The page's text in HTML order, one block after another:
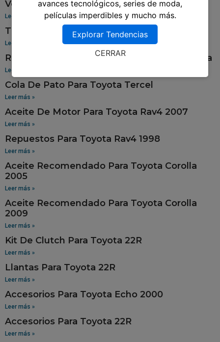
Venta De Aros Para Toyota Hilux
Leer más »
Tablero Para Toyota 94
Leer más »
Repuestos Para Toyota Sienna En Guatemala
Leer más »
Cola De Pato Para Toyota Tercel
Leer más »
Aceite De Motor Para Toyota Rav4 2007
Leer más »
Repuestos Para Toyota Rav4 1998
Leer más »
Aceite Recomendado Para Toyota Corolla
2005
Leer más »
Aceite Recomendado Para Toyota Corolla
2009
Leer más »
Kit De Clutch Para Toyota 22R
Leer más »
Llantas Para Toyota 22R
Leer más »
Accesorios Para Toyota Echo 2000
Leer más »
Accesorios Para Toyota 22R
Leer más »
avances tecnológicos, series de moda,
películas imperdibles y mucho más.
Explorar Tendencias
CERRAR